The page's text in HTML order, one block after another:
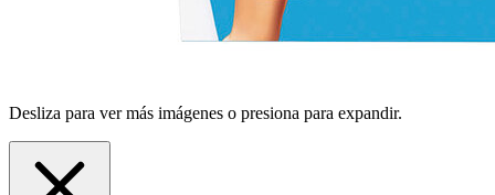
Desliza para ver más imágenes o presiona para expandir.